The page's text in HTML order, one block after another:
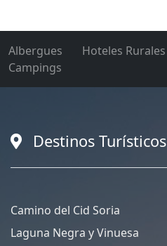
Albergues Hoteles Rurales
Campings
Destinos Turísticos
Camino del Cid Soria
Laguna Negra y Vinuesa